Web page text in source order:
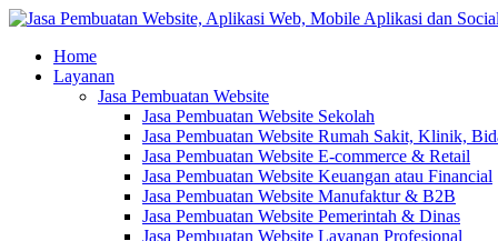
Home
Layanan
Jasa Pembuatan Website
Jasa Pembuatan Website Sekolah
Jasa Pembuatan Website Rumah Sakit, Klinik,
Jasa Pembuatan Website E-commerce & Retail
Jasa Pembuatan Website Keuangan atau Financial
Jasa Pembuatan Website Manufaktur & B2B
Jasa Pembuatan Website Pemerintah & Dinas
Jasa Pembuatan Website Layanan Profesional